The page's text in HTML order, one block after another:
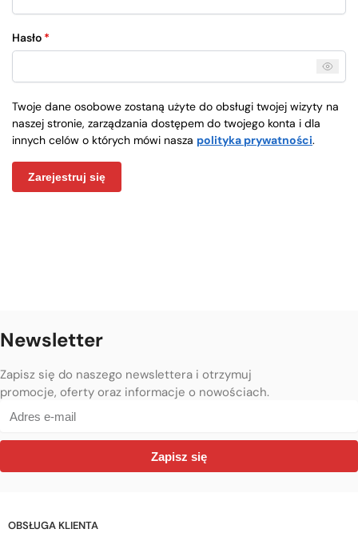
Hasło *
Twoje dane osobowe zostaną użyte do obsługi twojej wizyty na
naszej stronie, zarządzania dostępem do twojego konta i dla
innych celów o których mówi nasza polityka prywatności.
Zarejestruj się
Newsletter
Zapisz się do naszego newslettera i otrzymuj
promocje, oferty oraz informacje o nowościach.
Zapisz się
OBSŁUGA KLIENTA